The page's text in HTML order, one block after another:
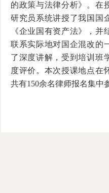
的政策与法律分析》。在
研究员系统讲授了我国国
《企业国有资产法》，并
联系实际地对国企混改的
了深度讲解，受到培训班
度评价。本次授课地点在
共有150余名律师报名集中